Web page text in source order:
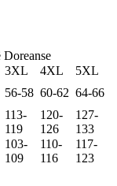
3XL 4XL
5XL
56-58 60-62 64-66
113-
119
120-
126
127-
133
103-
109
110-
116
117-
123